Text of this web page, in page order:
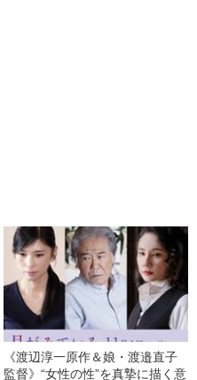
《渡辺淳一原作＆娘・渡邉直子
監督》“女性の性”を真摯に描く意